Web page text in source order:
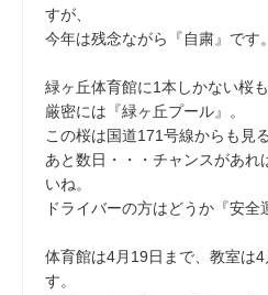
すが、
今年は残念ながら『自粛』です。
緑ヶ丘体育館に1本しかない桜
厳密には『緑ヶ丘プール』。
この桜は国道171号線からも見
あと数日・・・チャンスがあれ
いね。
ドライバーの方はどうか『安全
体育館は4月19日まで、教室は
す。